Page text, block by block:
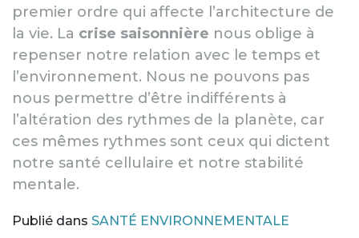
premier ordre qui affecte l’architecture de
la vie. La crise saisonnière nous oblige à
repenser notre relation avec le temps et
l’environnement. Nous ne pouvons pas
nous permettre d’être indifférents à
l’altération des rythmes de la planète, car
ces mêmes rythmes sont ceux qui dictent
notre santé cellulaire et notre stabilité
mentale.
Publié dans SANTÉ ENVIRONNEMENTALE